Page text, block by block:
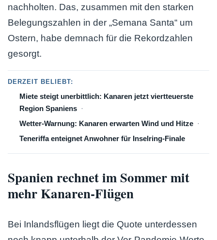
nachholten. Das, zusammen mit den starken
Belegungszahlen in der „Semana Santa“ um
Ostern, habe demnach für die Rekordzahlen
gesorgt.
DERZEIT BELIEBT:
Miete steigt unerbittlich: Kanaren jetzt viertteuerste
Region Spaniens
Wetter-Warnung: Kanaren erwarten Wind und Hitze
Teneriffa enteignet Anwohner für Inselring-Finale
Spanien rechnet im Sommer mit
mehr Kanaren-Flügen
Bei Inlandsflügen liegt die Quote unterdessen